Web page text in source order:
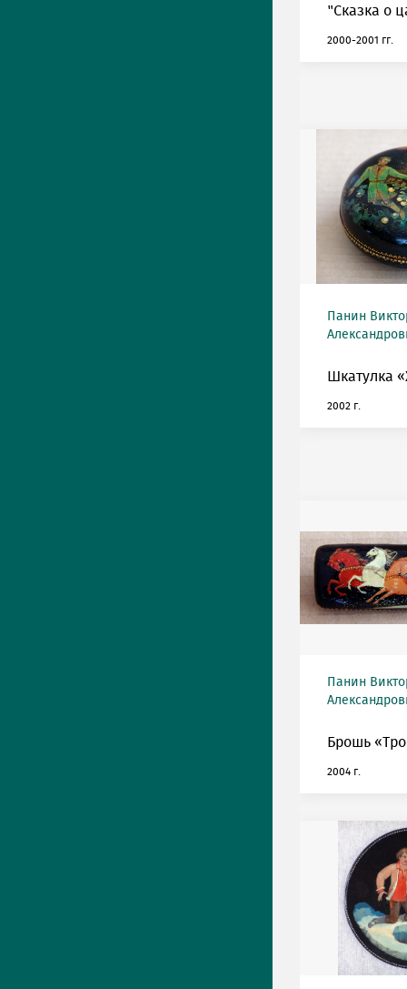
"Сказка о
2000-2001 гг.
Панин
Шкатулка
2002 г.
Панин
Брошь
2004 г.